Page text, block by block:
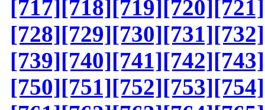
[717][718][719][720][721]
[728][729][730][731][732]
[739][740][741][742][743]
[750][751][752][753][754]